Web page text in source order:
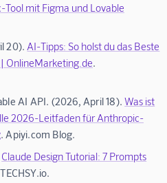
Tool mit Figma und Lovable
20). AI-Tipps: So holst du das Beste
OnlineMarketing.de
AI API. (2026, April 18).Was ist
2026-Leitfaden für Anthropic-
. Apiyi.com Blog.
Claude Design Tutorial: 7 Prompts
. TECHSY.io.